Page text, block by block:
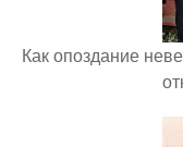
Как опоздание